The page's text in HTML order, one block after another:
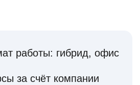
работы: гибрид, офис
за счёт компании